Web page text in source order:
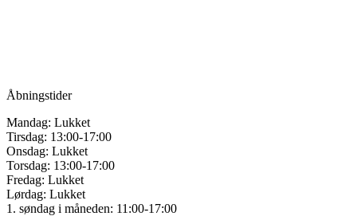
Åbningstider
Mandag: Lukket
Tirsdag: 13:00-17:00
Onsdag: Lukket
Torsdag: 13:00-17:00
Fredag: Lukket
Lørdag: Lukket
1. søndag i måneden: 11:00-17:00